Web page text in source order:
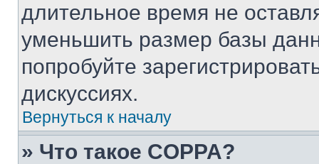
длительное время не
уменьшить размер базы
попробуйте
дискуссиях.
Вернуться к началу
» Что такое COPPA?